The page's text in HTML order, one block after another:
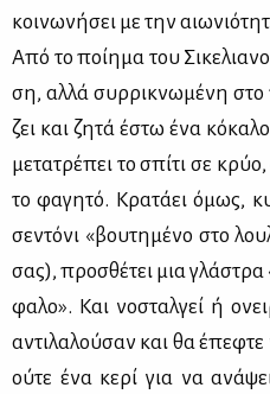
κοι­νω­νή­σει με την
Από το ποί­η­μα του
ση, αλ­λά συρ­ρι­κνω­μέ­νη
ζει και ζη­τά έστω ένα
με­τα­τρέ­πει το σπί­τι σε
το φα­γη­τό. Κρα­τά­ει όμως,
σε­ντό­νι «βου­τη­μέ­νο στο
σας), προ­σθέ­τει μια
φα­λο». Και νο­σταλ­γεί ή
αντι­λα­λού­σαν και θα έπε­φτε
ού­τε ένα κε­ρί για να